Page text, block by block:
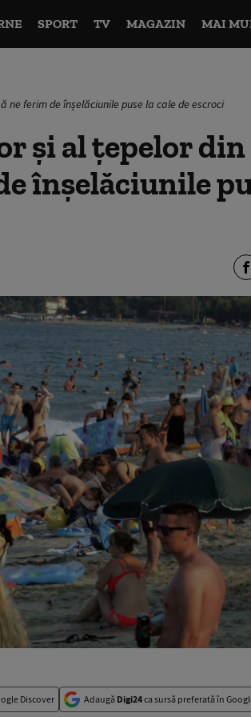
SPORT TV MAGAZIN MAI
ne ferim de înșelăciunile puse la cale de escroci
și al țepelor
înșelăciunile
Discover Adaugă Digi24ca sursă preferată în